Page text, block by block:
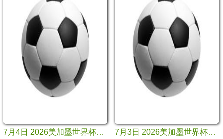
7月4日 2026美加墨世界杯世界杯十六分之一决赛 哥伦比亚VS加纳 7月3日 2026美加墨世界杯世界杯十六分之一决赛 瑞士VS阿尔及利亚